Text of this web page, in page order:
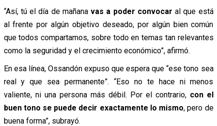
“Así, tú el día de mañana vas a poder convocar al que está
al frente por algún objetivo deseado, por algún bien común
que todos compartamos, sobre todo en temas tan relevantes
como la seguridad y el crecimiento económico”, afirmó.
En esa línea, Ossandón expuso que espera que “ese tono sea
real y que sea permanente”. “Eso no te hace ni menos
valiente, ni una persona más débil. Por el contrario,con el
buen tono se puede decir exactamente lo mismo, pero de
buena forma”, subrayó.